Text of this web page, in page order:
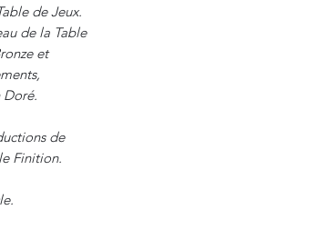
de Jeux.
de la Table
et
de
Finition.